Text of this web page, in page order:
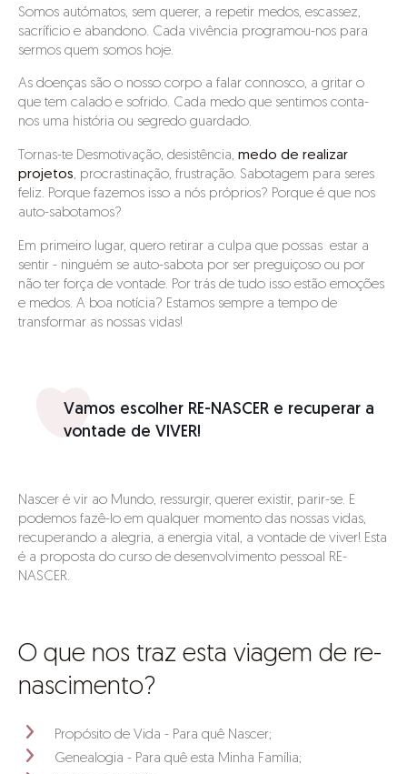
Somos autómatos, sem querer, a repetir medos, escassez,
sacríficio e abandono. Cada vivência programou-nos para
sermos quem somos hoje.
As doenças são o nosso corpo a falar connosco, a gritar o
que tem calado e sofrido. Cada medo que sentimos conta-
nos uma história ou segredo guardado.
Tornas-te Desmotivação, desistência, medo de realizar
projetos, procrastinação, frustração. Sabotagem para seres
feliz. Porque fazemos isso a nós próprios? Porque é que nos
auto-sabotamos?
Em primeiro lugar, quero retirar a culpa que possas estar a
sentir - ninguém se auto-sabota por ser preguiçoso ou por
não ter força de vontade. Por trás de tudo isso estão emoções
e medos. A boa notícia? Estamos sempre a tempo de
transformar as nossas vidas!
Vamos escolher RE-NASCER e recuperar a
vontade de VIVER!
Nascer é vir ao Mundo, ressurgir, querer existir, parir-se. E
podemos fazê-lo em qualquer momento das nossas vidas,
recuperando a alegria, a energia vital, a vontade de viver! Esta
é a proposta do curso de desenvolvimento pessoal RE-
NASCER.
O que nos traz esta viagem de re-
nascimento?
Propósito de Vida - Para quê Nascer;
Genealogia - Para quê esta Minha Família;